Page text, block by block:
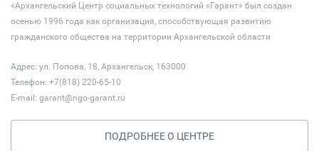
«Архангельский Центр социальных технологий «Гарант» был создан
осенью 1996 года как организация, способствующая развитию
гражданского общества на территории Архангельской области
Адрес: ул. Попова, 18, Архангельск, 163000
Телефон: +7(818) 220-65-10
E-mail: garant@ngo-garant.ru
ПОДРОБНЕЕ О ЦЕНТРЕ